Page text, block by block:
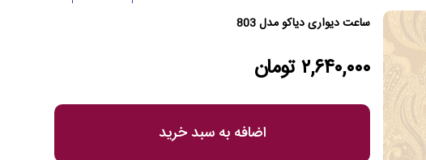
ساعت دیواری دیاکو مدل 803
۲,۶۴۰,۰۰۰ تومان
اضافه به سبد خرید